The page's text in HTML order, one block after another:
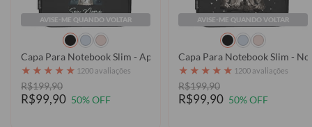
AVISE-ME QUANDO VOLTAR
Capa Para Notebook Slim - Aparecida Art
★ ★ ★ ★ ★ 1200 avaliações
R$199,90
R$99,90 50% OFF
AVISE-ME QUANDO VOLTAR
Capa Para Notebook Slim -
★ ★ ★ ★ ★ 1200 avaliações
R$199,90
R$99,90 50% OFF